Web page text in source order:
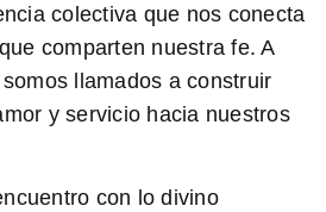
colectiva que nos conecta
comparten nuestra fe. A
llamados a construir
y servicio hacia nuestros
con lo divino